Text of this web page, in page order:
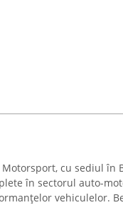
Motorsport, cu sediul în
în sectorul auto-
vehiculelor.